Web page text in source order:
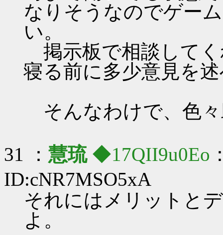
なりそうなのでゲー
い。
掲示板で相談して
寝る前に多少意見を
そんなわけで、色
31 ： 慧琉◆17QII9u0Eo
ID:cNR7MSO5xA
それにはメリットと
よ。